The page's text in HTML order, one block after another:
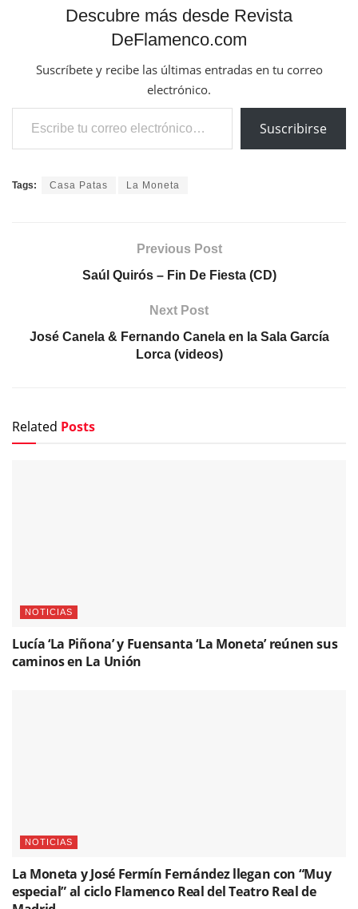
Descubre más desde Revista
DeFlamenco.com
Suscríbete y recibe las últimas entradas en tu correo
electrónico.
Escribe tu correo electrónico…
Suscribirse
Tags: Casa Patas La Moneta
Previous Post
Saúl Quirós – Fin De Fiesta (CD)
Next Post
José Canela & Fernando Canela en la Sala García
Lorca (videos)
Related Posts
NOTICIAS
Lucía ‘La Piñona’ y Fuensanta ‘La Moneta’ reúnen sus
caminos en La Unión
NOTICIAS
La Moneta y José Fermín Fernández llegan con “Muy
especial” al ciclo Flamenco Real del Teatro Real de